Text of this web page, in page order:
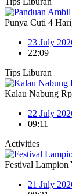
Punya Cuti 4
23 July
22:09
Tips Liburan
Kalau Nabung
22 July
09:11
Activities
Festival Lampion
21 July